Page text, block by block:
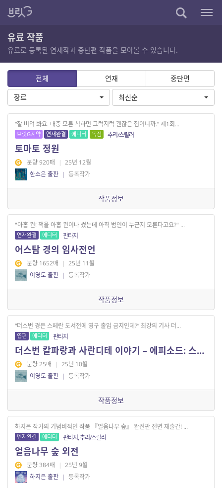
유료 작품
유료로 등록된 연재작과 중단편 작품을 모아볼 수 있습니다.
전체 연재
중단편
장르
최신순
“잘 버텨 봐요. 대충 모른 척하면 그럭저럭 괜찮은 집이니까.” 제1회...
브릿G계약 연재완결 에디터 독점 추리/스릴러
토마토 정원
분량 920매 | 25년 12월
한소은 출판 | 등록작가
작품정보
"아홉 권! 책을 아홉 권이나 썼는데 아직 범인이 누군지 모른다고요?" ...
연재완결 에디터 판타지
어스탐 경의 임사전언
분량 1652매 | 25년 11월
이영도 출판 | 등록작가
작품정보
“더스번 경은 스페란 도서전에 영구 출입 금지인데?” 최강의 기사 더...
엽편 에디터 판타지
더스번 칼파랑과 사란디테 이야기 – 에피소드: 스페란 도서전에서
분량 25매 | 25년 10월
이영도 출판 | 등록작가
작품정보
하지은 작가의 기념비적인 작품 『얼음나무 숲』 완전판 전면 재출간! ...
연재완결 에디터 판타지, 추리/스릴러
얼음나무 숲 외전
분량 384매 | 25년 9월
하지은 출판 | 등록작가